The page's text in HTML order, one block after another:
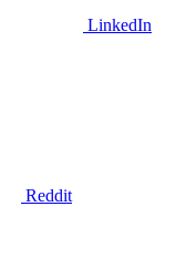
LinkedIn
Reddit